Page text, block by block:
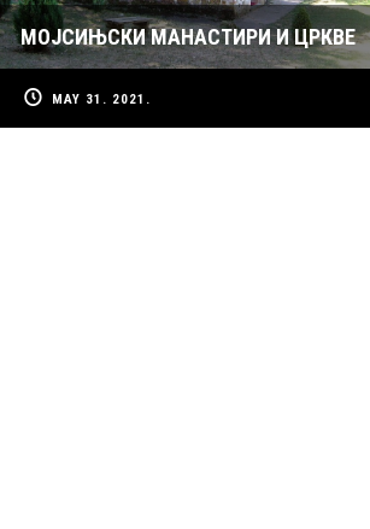
МОЈСИЊСКИ МАНАСТИРИ И ЦРКВЕ
MAY 31. 2021.